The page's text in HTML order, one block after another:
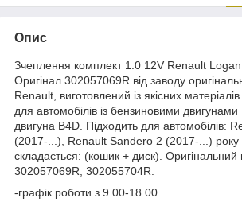
Опис
Зчеплення комплект 1.0 12V Renault
Оригінал 302057069R від заводу
Renault, виготовлений із якісних
для автомобілів із бензиновими
двигуна B4D. Підходить для автомобілів:
(2017-...), Renault Sandero 2 (2017-...) року
складається: (кошик + диск).
302057069R, 302055704R.
-графік роботи з 9.00-18.00